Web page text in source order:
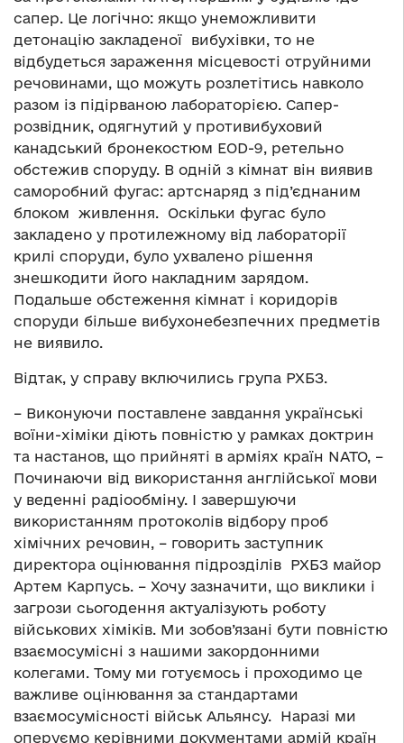
сапер. Це логічно: якщо унеможливити
детонацію закладеної вибухівки, то не
відбудеться зараження місцевості отруйними
речовинами, що можуть розлетітись навколо
разом із підірваною лабораторією. Сапер-
розвідник, одягнутий у противибуховий
канадський бронекостюм EOD-9, ретельно
обстежив споруду. В одній з кімнат він виявив
саморобний фугас: артснаряд з під’єднаним
блоком живлення. Оскільки фугас було
закладено у протилежному від лабораторії
крилі споруди, було ухвалено рішення
знешкодити його накладним зарядом.
Подальше обстеження кімнат і коридорів
споруди більше вибухонебезпечних предметів
не виявило.
Відтак, у справу включились група РХБЗ.
– Виконуючи поставлене завдання українські
воїни-хіміки діють повністю у рамках доктрин
та настанов, що прийняті в арміях країн NATO, –
Починаючи від використання англійської мови
у веденні радіообміну. І завершуючи
використанням протоколів відбору проб
хімічних речовин, – говорить заступник
директора оцінювання підрозділів РХБЗ майор
Артем Карпусь. – Хочу зазначити, що виклики і
загрози сьогодення актуалізують роботу
військових хіміків. Ми зобов’язані бути повністю
взаємосумісні з нашими закордонними
колегами. Тому ми готуємось і проходимо це
важливе оцінювання за стандартами
взаємосумісності військ Альянсу. Наразі ми
оперуємо керівними документами армій країн